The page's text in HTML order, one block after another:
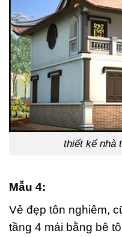
thiết kế nhà
Mẫu 4:
Vẻ đẹp tôn nghiêm,
tầng 4 mái bằng bê